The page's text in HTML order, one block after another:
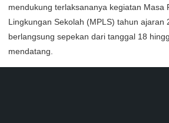
mendukung terlaksananya kegiatan Masa
Lingkungan Sekolah (MPLS) tahun ajaran
berlangsung sepekan dari tanggal 18
mendatang.